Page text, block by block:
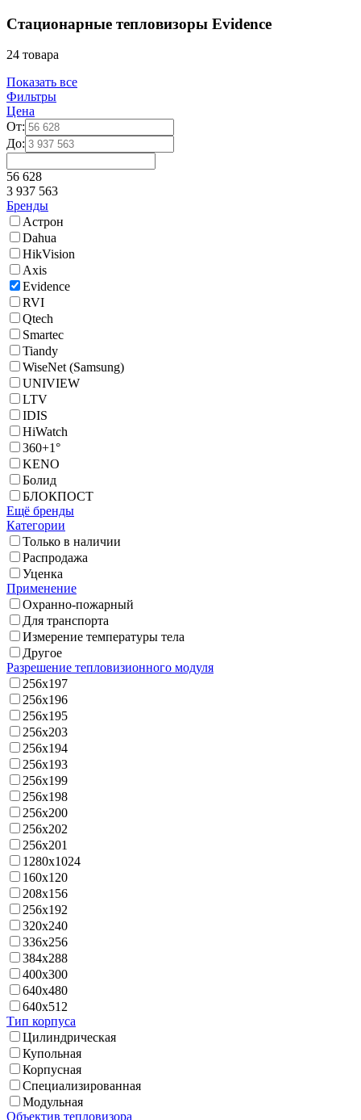
Стационарные тепловизоры Evidence
24 товара
Показать все
Фильтры
Цена
От:
До:
56 628
3 937 563
Бренды
Астрон
Dahua
HikVision
Axis
Evidence
RVI
Qtech
Smartec
Tiandy
WiseNet (Samsung)
UNIVIEW
LTV
IDIS
HiWatch
360+1°
KENO
Болид
БЛОКПОСТ
Ещё бренды
Категории
Только в наличии
Распродажа
Уценка
Применение
Охранно-пожарный
Для транспорта
Измерение температуры тела
Другое
Разрешение тепловизионного модуля
256x197
256x196
256x195
256x203
256x194
256x193
256x199
256x198
256x200
256x202
256x201
1280x1024
160x120
208x156
256x192
320x240
336x256
384x288
400x300
640x480
640x512
Тип корпуса
Цилиндрическая
Купольная
Корпусная
Специализированная
Модульная
Объектив тепловизора